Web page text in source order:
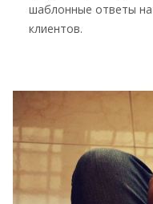
шаблонные ответы
клиентов.